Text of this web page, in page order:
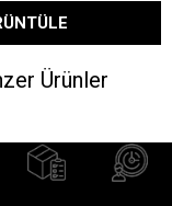
Ürünler